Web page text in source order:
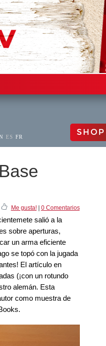
ES FR SHOP
Me gusta!| 0 Comentarios
salió a la
sobre aperturas,
un arma eficiente
se topó con la jugada
El artículo en
(¡con un rotundo
alemán. Esta
como muestra de